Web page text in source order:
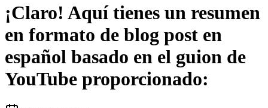
¡Claro! Aquí tienes un resumen
en formato de blog post en
español basado en el guion de
YouTube proporcionado: